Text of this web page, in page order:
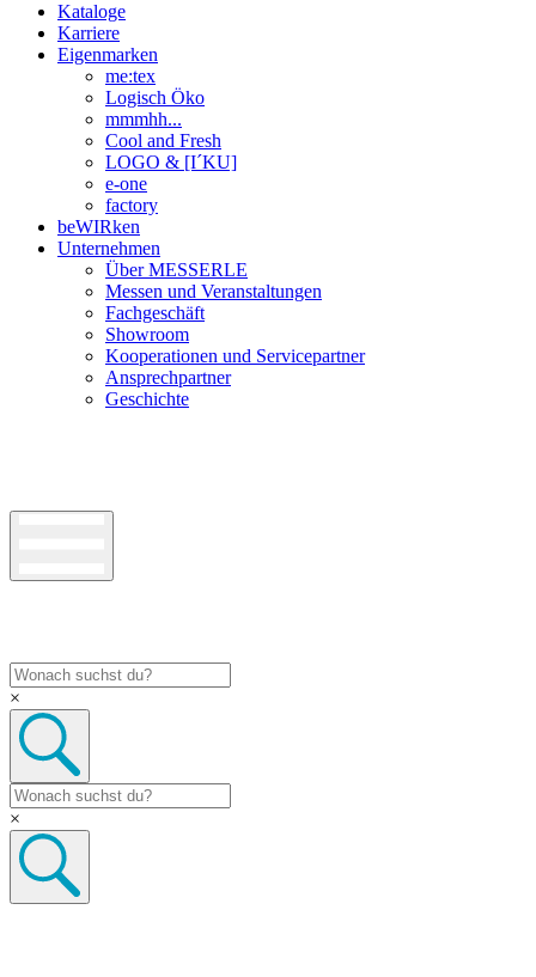
Kataloge
Karriere
Eigenmarken
me:tex
Logisch Öko
mmmhh...
Cool and Fresh
LOGO & [I´KU]
e-one
factory
beWIRken
Unternehmen
Über MESSERLE
Messen und Veranstaltungen
Fachgeschäft
Showroom
Kooperationen und Servicepartner
Ansprechpartner
Geschichte
×
×